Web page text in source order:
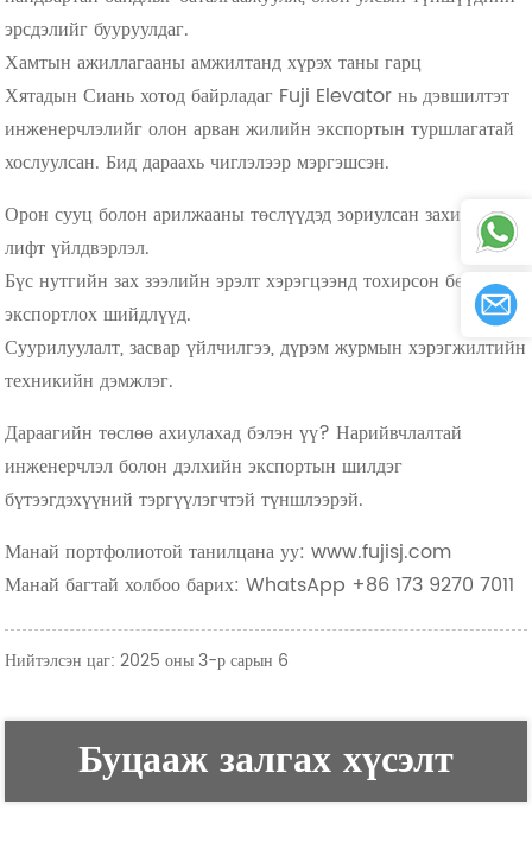
эрсдэлийг бууруулдаг.
Хамтын ажиллагааны амжилтанд хүрэх таны гарц
Хятадын Сиань хотод байрладаг Fuji Elevator нь дэвшилтэт
инженерчлэлийг олон арван жилийн экспортын туршлагатай
хослуулсан. Бид дараахь чиглэлээр мэргэшсэн.
Орон сууц болон арилжааны төслүүдэд зориулсан захиалгат
лифт үйлдвэрлэл.
Бүс нутгийн зах зээлийн эрэлт хэрэгцээнд тохирсон бөөнөөр
экспортлох шийдлүүд.
Суурилуулалт, засвар үйлчилгээ, дүрэм журмын хэрэгжилтийн
техникийн дэмжлэг.
Дараагийн төслөө ахиулахад бэлэн үү? Нарийвчлалтай
инженерчлэл болон дэлхийн экспортын шилдэг
бүтээгдэхүүний тэргүүлэгчтэй түншлээрэй.
Манай портфолиотой танилцана уу: www.fujisj.com
Манай багтай холбоо барих: WhatsApp +86 173 9270 7011
Нийтэлсэн цаг: 2025 оны 3-р сарын 6
Буцааж залгах хүсэлт